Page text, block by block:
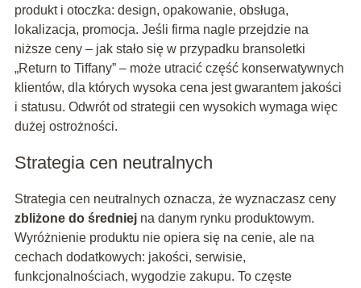
produkt i otoczka: design, opakowanie, obsługa,
lokalizacja, promocja. Jeśli firma nagle przejdzie na
niższe ceny – jak stało się w przypadku bransoletki
„Return to Tiffany” – może utracić część konserwatywnych
klientów, dla których wysoka cena jest gwarantem jakości
i statusu. Odwrót od strategii cen wysokich wymaga więc
dużej ostrożności.
Strategia cen neutralnych
Strategia cen neutralnych oznacza, że wyznaczasz ceny
zbliżone do średniejna danym rynku produktowym.
Wyróżnienie produktu nie opiera się na cenie, ale na
cechach dodatkowych: jakości, serwisie,
funkcjonalnościach, wygodzie zakupu. To częste